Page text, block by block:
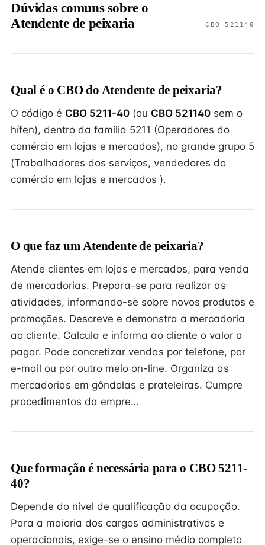
Dúvidas comuns sobre o
Atendente de peixaria
CBO 521140
Qual é o CBO do Atendente de peixaria?
O código é CBO 5211-40 (ou CBO 521140 sem o
hífen), dentro da família 5211 (Operadores do
comércio em lojas e mercados), no grande grupo 5
(Trabalhadores dos serviços, vendedores do
comércio em lojas e mercados ).
O que faz um Atendente de peixaria?
Atende clientes em lojas e mercados, para venda
de mercadorias. Prepara-se para realizar as
atividades, informando-se sobre novos produtos e
promoções. Descreve e demonstra a mercadoria
ao cliente. Calcula e informa ao cliente o valor a
pagar. Pode concretizar vendas por telefone, por
e-mail ou por outro meio on-line. Organiza as
mercadorias em gôndolas e prateleiras. Cumpre
procedimentos da empre…
Que formação é necessária para o CBO 5211-
40?
Depende do nível de qualificação da ocupação.
Para a maioria dos cargos administrativos e
operacionais, exige-se o ensino médio completo